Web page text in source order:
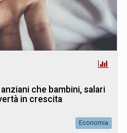
che bambini, salari
in crescita
Economia